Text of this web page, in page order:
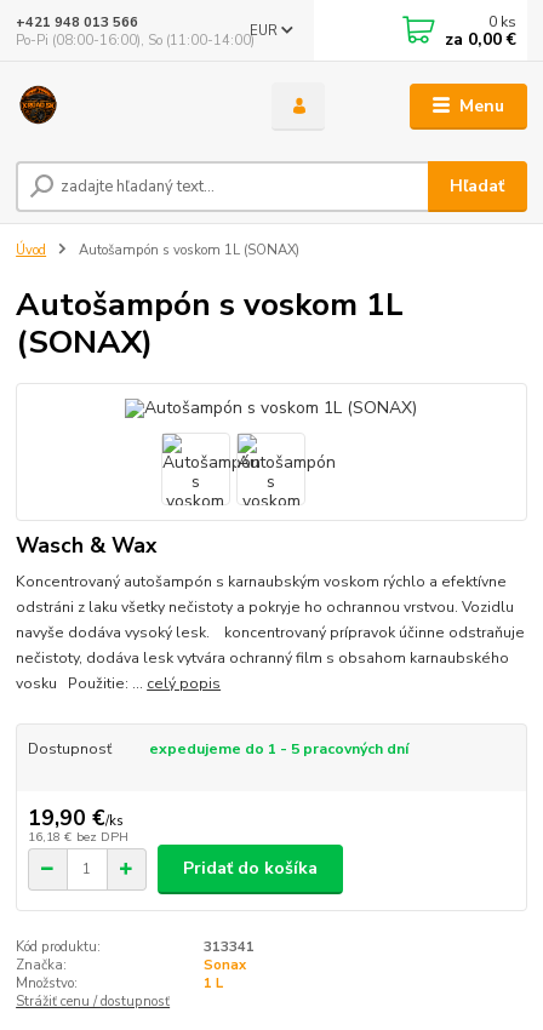
Menu
EUR
Hľadať
+421 948 013 566
Po-Pi (08:00-16:00), So (11:00-14:00)
0 ks
za 0,00 €
Úvod Autošampón s voskom 1L (SONAX)
Autošampón s voskom 1L
(SONAX)
Wasch & Wax
Koncentrovaný autošampón s karnaubským voskom rýchlo a efektívne
odstráni z laku všetky nečistoty a pokryje ho ochrannou vrstvou. Vozidlu
navyše dodáva vysoký lesk. koncentrovaný prípravok účinne odstraňuje
nečistoty, dodáva lesk vytvára ochranný film s obsahom karnaubského
vosku Použitie: ... celý popis
Dostupnosť expedujeme do 1 - 5 pracovných dní
19,90 €/ks
16,18 € bez DPH
Pridať do košíka
Kód produktu:
313341
Značka:
Sonax
Množstvo:
1 L
Strážiť cenu / dostupnosť